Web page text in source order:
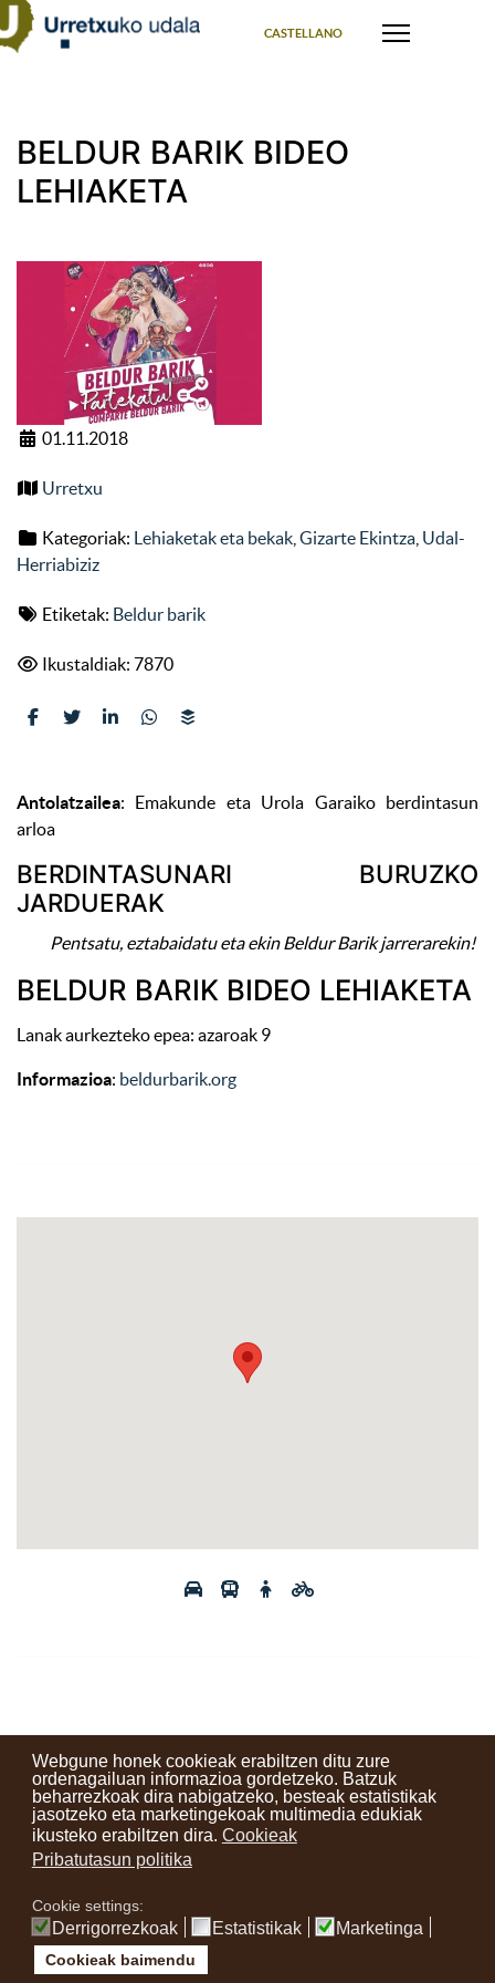
Webgune honek cookieak erabiltzen ditu zure
ordenagailuan informazioa gordetzeko. Batzuk
beharrezkoak dira nabigatzeko, besteak estatistikak
jasotzeko eta marketingekoak multimedia edukiak
ikusteko erabiltzen dira. Cookieak
Pribatutasun politika
Cookie settings:
Derrigorrezkoak Estatistikak Marketinga
Cookieak baimendu
CASTELLANO
BELDUR BARIK BIDEO
LEHIAKETA
01.11.2018
Urretxu
Kategoriak: Lehiaketak eta bekak Gizarte Ekintza Udal-
Herriabiziz
Etiketak: Beldur barik
Ikustaldiak: 7870
Antolatzailea: Emakunde eta Urola Garaiko berdintasun
arloa
BERDINTASUNARI BURUZKO
JARDUERAK
Pentsatu, eztabaidatu eta ekin Beldur Barik jarrerarekin!
BELDUR BARIK BIDEO LEHIAKETA
Lanak aurkezteko epea: azaroak 9
Informazioa: beldurbarik.org
Kontaktuak Erabilera baldintzak Lege oharra
Berriak
Zure iritzia